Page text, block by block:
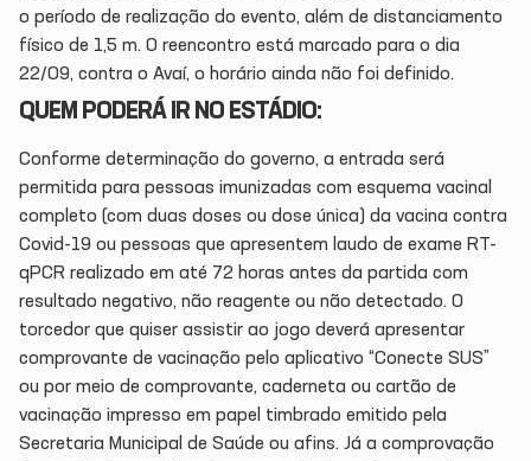
o período de realização do evento, além de distanciamento
físico de 1,5 m. O reencontro está marcado para o dia
22/09, contra o Avaí, o horário ainda não foi definido.
QUEM PODERÁ IR NO ESTÁDIO:
Conforme determinação do governo, a entrada será
permitida para pessoas imunizadas com esquema vacinal
completo (com duas doses ou dose única) da vacina contra
Covid-19 ou pessoas que apresentem laudo de exame RT-
qPCR realizado em até 72 horas antes da partida com
resultado negativo, não reagente ou não detectado. O
torcedor que quiser assistir ao jogo deverá apresentar
comprovante de vacinação pelo aplicativo “Conecte SUS”
ou por meio de comprovante, caderneta ou cartão de
vacinação impresso em papel timbrado emitido pela
Secretaria Municipal de Saúde ou afins. Já a comprovação